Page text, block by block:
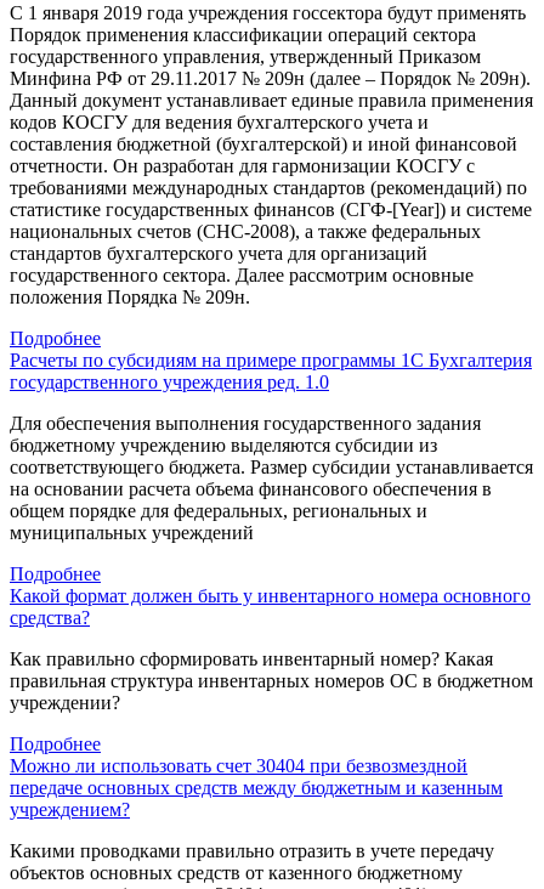
С 1 января 2019 года учреждения госсектора будут применять
Порядок применения классификации операций сектора
государственного управления, утвержденный Приказом
Минфина РФ от 29.11.2017 № 209н (далее – Порядок № 209н).
Данный документ устанавливает единые правила применения
кодов КОСГУ для ведения бухгалтерского учета и
составления бюджетной (бухгалтерской) и иной финансовой
отчетности. Он разработан для гармонизации КОСГУ с
требованиями международных стандартов (рекомендаций) по
статистике государственных финансов (СГФ-[Year]) и системе
национальных счетов (СНС-2008), а также федеральных
стандартов бухгалтерского учета для организаций
государственного сектора. Далее рассмотрим основные
положения Порядка № 209н.
Подробнее
Расчеты по субсидиям на примере программы 1С Бухгалтерия
государственного учреждения ред. 1.0
Для обеспечения выполнения государственного задания
бюджетному учреждению выделяются субсидии из
соответствующего бюджета. Размер субсидии устанавливается
на основании расчета объема финансового обеспечения в
общем порядке для федеральных, региональных и
муниципальных учреждений
Подробнее
Какой формат должен быть у инвентарного номера основного
средства?
Как правильно сформировать инвентарный номер? Какая
правильная структура инвентарных номеров ОС в бюджетном
учреждении?
Подробнее
Можно ли использовать счет 30404 при безвозмездной
передаче основных средств между бюджетным и казенным
учреждением?
Какими проводками правильно отразить в учете передачу
объектов основных средств от казенного бюджетному